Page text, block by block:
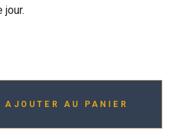
jour.
AJOUTER AU PANIER